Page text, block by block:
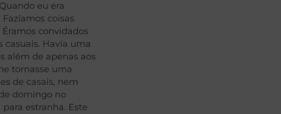
eu era
coisas
convidados
casuais. Havia uma
além de apenas aos
tornasse uma
de casais, nem
domingo no
estranha. Este